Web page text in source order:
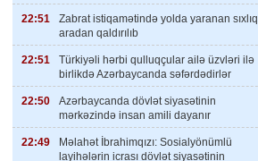
22:51
Zabrat istiqamətində yolda yaranan sıxlıq
aradan qaldırılıb
22:51
Türkiyəli hərbi qulluqçular ailə üzvləri ilə
birlikdə Azərbaycanda səfərdədirlər
22:50
Azərbaycanda dövlət siyasətinin
mərkəzində insan amili dayanır
22:49
Məlahət İbrahimqızı: Sosialyönümlü
layihələrin icrası dövlət siyasətinin